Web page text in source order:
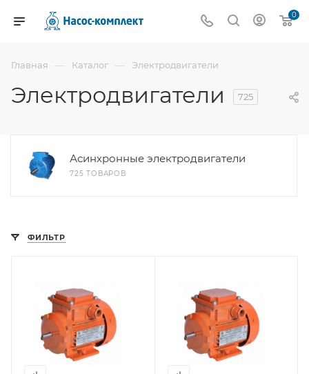
0
Главная — Каталог — Электродвигатели
Электродвигатели 725
Асинхронные электродвигатели
725 ТОВАРОВ
ФИЛЬТР